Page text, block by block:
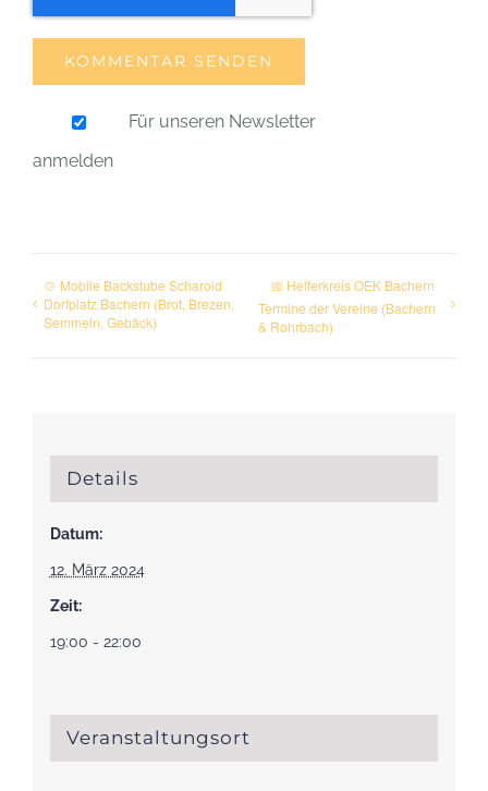
Für unseren Newsletter
anmelden
🍲 Mobile Backstube Scharold
Dorfplatz Bachern (Brot, Brezen,
Semmeln, Gebäck)
📅 Helferkreis OEK Bachern
Termine der Vereine (Bachern
& Rohrbach)
Details
Datum:
12. März 2024
Zeit:
19:00 - 22:00
Veranstaltungsort